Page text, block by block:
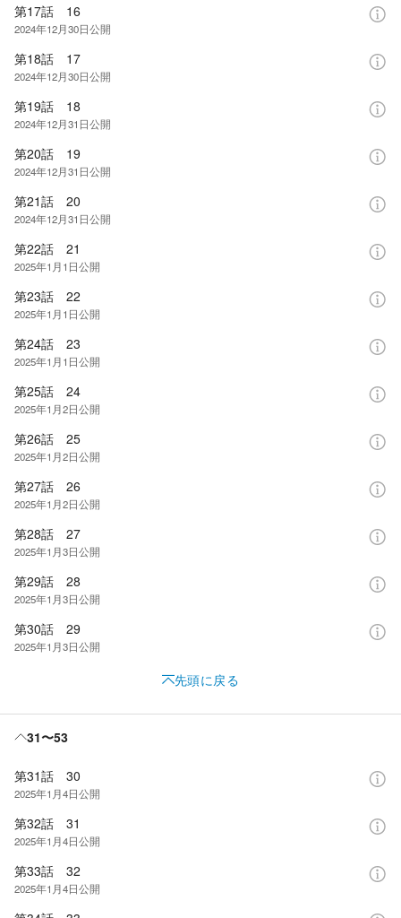
第17話 16
2024年12月30日公開
第18話 17
2024年12月30日公開
第19話 18
2024年12月31日公開
第20話 19
2024年12月31日公開
第21話 20
2024年12月31日公開
第22話 21
2025年1月1日公開
第23話 22
2025年1月1日公開
第24話 23
2025年1月1日公開
第25話 24
2025年1月2日公開
第26話 25
2025年1月2日公開
第27話 26
2025年1月2日公開
第28話 27
2025年1月3日公開
第29話 28
2025年1月3日公開
第30話 29
2025年1月3日公開
先頭に戻る
31〜53
第31話 30
2025年1月4日公開
第32話 31
2025年1月4日公開
第33話 32
2025年1月4日公開